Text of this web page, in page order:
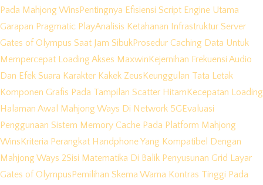
Pada Mahjong Wins Pentingnya Efisiensi Script Engine Utama
Garapan Pragmatic PlayAnalisis Ketahanan Infrastruktur Server
Gates of Olympus Saat Jam SibukProsedur Caching Data Untuk
Mempercepat Loading Akses Maxwin Kejernihan Frekuensi Audio
Dan Efek Suara Karakter Kakek Zeus Keunggulan Tata Letak
Komponen Grafis Pada Tampilan Scatter Hitam Kecepatan Loading
Halaman Awal Mahjong Ways Di Network 5G Evaluasi
Penggunaan Sistem Memory Cache Pada Platform Mahjong
Wins Kriteria Perangkat Handphone Yang Kompatibel Dengan
Mahjong Ways 2Sisi Matematika Di Balik Penyusunan Grid Layar
Gates of Olympus Pemilihan Skema Warna Kontras Tinggi Pada